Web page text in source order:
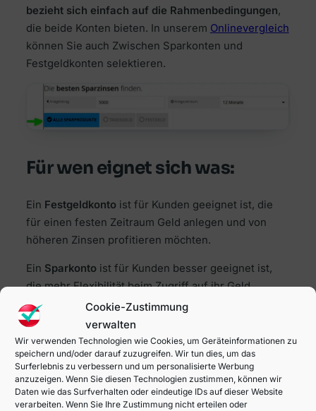
Cookie-Zustimmung
verwalten
Wir verwenden Technologien wie Cookies, um Geräteinformationen zu
speichern und/oder darauf zuzugreifen. Wir tun dies, um das
Surferlebnis zu verbessern und um personalisierte Werbung
anzuzeigen. Wenn Sie diesen Technologien zustimmen, können wir
Daten wie das Surfverhalten oder eindeutige IDs auf dieser Website
verarbeiten. Wenn Sie Ihre Zustimmung nicht erteilen oder
bezieht sich einfach auf die Rahmenbedingungen,
die beide Konten bieten. In unserem Onlinevergleich
können Sie auch Zwischen Sparkonten und
Festgeldkonten selektieren.
Für wen eignet sich was:
Ein Festgeldkonto ist für Kunden geeignet ist, die
für einen festen Zeitraum Geld anlegen und von
höheren Zinsen profitieren möchten.
Ein Sparkonto ist für Kunden besser geeignet ist,
die mehr Flexibilität beim Zugriff auf ihr Geld
wünschen und nicht an eine bestimmte Laufzeit
gebunden sein möchten.
Verzinsungsformen bei
Sparzinsen